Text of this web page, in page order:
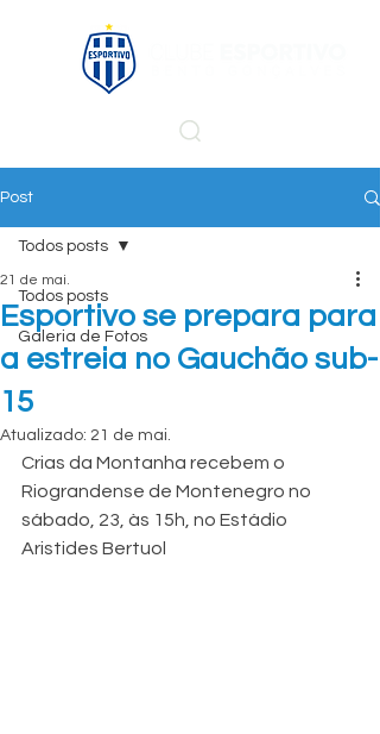
Post
Todos posts
Galeria de Fotos
Todos posts
Esportivo se prepara para
a estreia no Gauchão sub-
15
21 de mai.
Atualizado: 21 de mai.
Crias da Montanha recebem o
Riograndense de Montenegro no
sábado, 23, às 15h, no Estádio
Aristides Bertuol